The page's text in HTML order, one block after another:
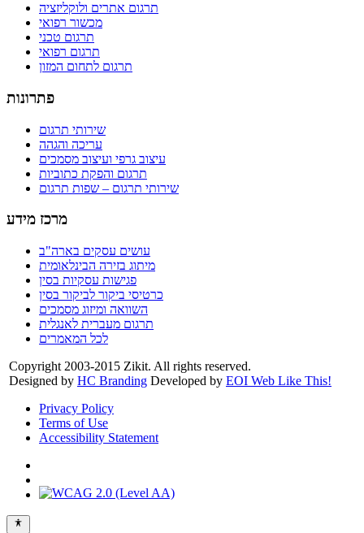
תרגום אתרים ולוקליזציה
מכשור רפואי
תרגום טכני
תרגום רפואי
תרגום לתחום המזון
פתרונות
שירותי תרגום
עריכה והגהה
עיצוב גרפי ועיצוב מסמכים
תרגום והפקת כתוביות
שירותי תרגום – שפות תרגום
מרכז מידע
עושים עסקים בארה"ב
מיתוג בזירה הבינלאומית
פגישות עסקיות בסין
כרטיסי ביקור לביקור בסין
השוואה ומיזוג מסמכים
תרגום מעברית לאנגלית
לכל המאמרים
Copyright 2003-2015 Zikit. All rights reserved.
Designed by HC Branding Developed by EOI Web Like This!
Privacy Policy
Terms of Use
Accessibility Statement